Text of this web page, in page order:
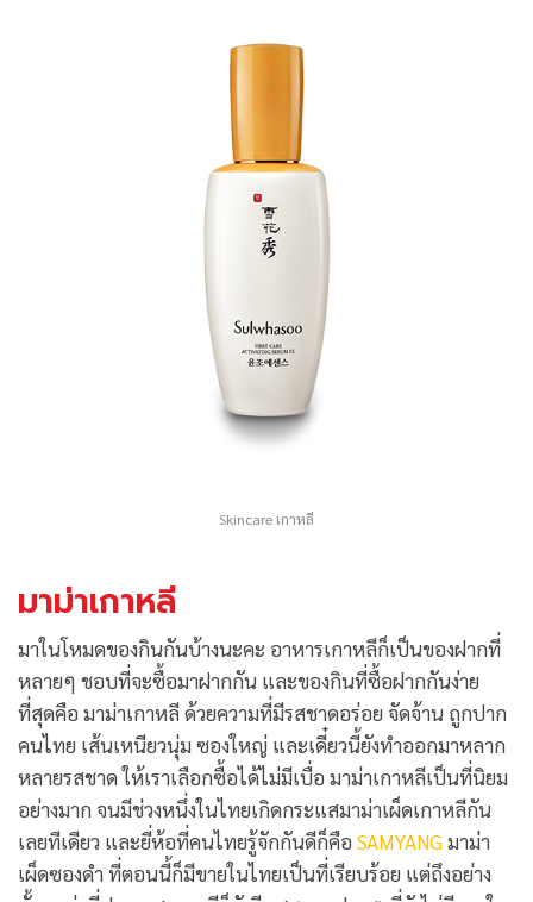
Skincare เกาหลี
มาม่าเกาหลี
มาในโหมดของกินกันบ้างนะคะ อาหารเกาหลีก็เป็นของฝากที่
หลายๆ ชอบที่จะซื้อมาฝากกัน และของกินที่ซื้อฝากกันง่าย
ที่สุดคือ มาม่าเกาหลี ด้วยความที่มีรสชาดอร่อย จัดจ้าน ถูกปาก
คนไทย เส้นเหนียวนุ่ม ซองใหญ่ และเดี๋ยวนี้ยังทำออกมาหลาก
หลายรสชาด ให้เราเลือกซื้อได้ไม่มีเบื่อ มาม่าเกาหลีเป็นที่นิยม
อย่างมาก จนมีช่วงหนึ่งในไทยเกิดกระแสมาม่าเผ็ดเกาหลีกัน
เลยทีเดียว และยี่ห้อที่คนไทยรู้จักกันดีก็คือ SAMYANGมาม่า
เผ็ดซองดำ ที่ตอนนี้ก็มีขายในไทยเป็นที่เรียบร้อย แต่ถึงอย่าง